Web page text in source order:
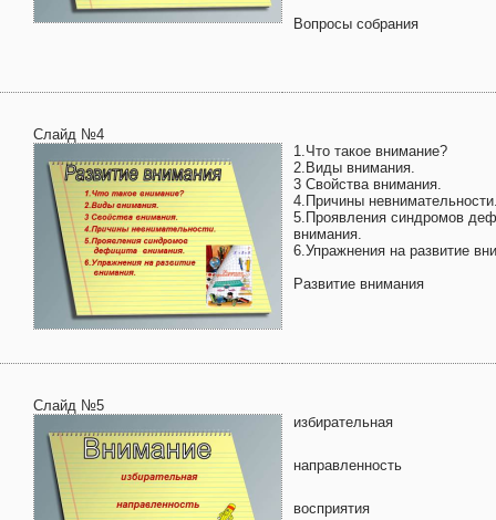
Вопросы собрания
Слайд №4
1.Что такое внимание?
2.Виды внимания.
3 Свойства внимания.
4.Причины
5.Проявления синдромов
внимания.
6.Упражнения на развитие
Развитие внимания
Слайд №5
избирательная
направленность
восприятия